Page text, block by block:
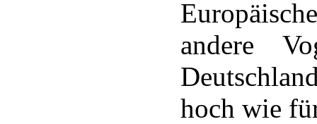
andere
hoch wie